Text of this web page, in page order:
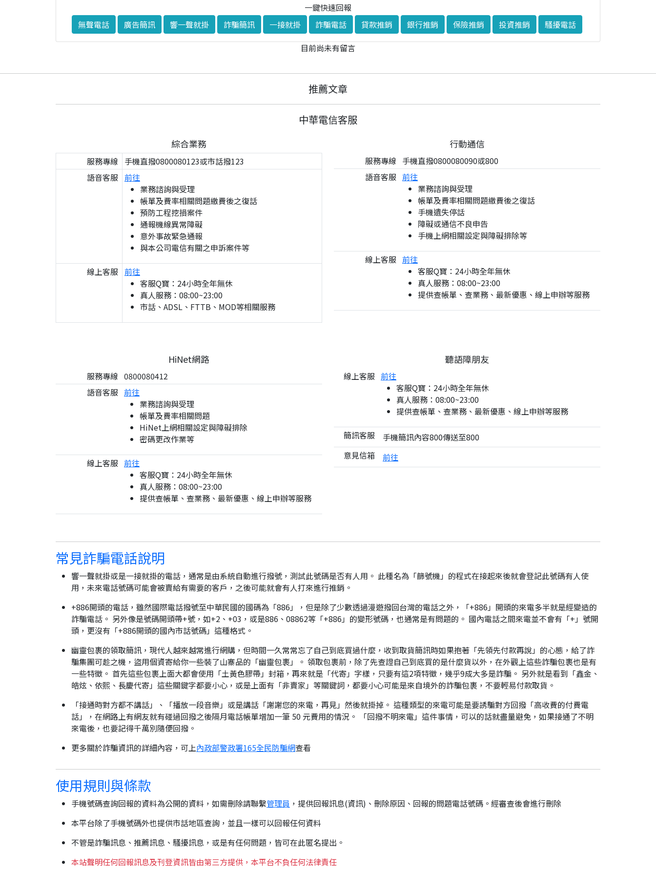
一鍵快速回報
無聲電話
廣告簡訊 響一聲就掛 詐騙簡訊 一接就掛 詐騙電話 貸款推銷 銀行推銷 保險推銷 投資推銷
騷擾電話
目前尚未有留言
推薦文章
中華電信客服
綜合業務
服務專線
手機直撥0800080123或市話撥123
語音客服 前往
業務諮詢與受理
帳單及費率相關問題繳費後之復話
預防工程挖損案件
通報機線異常障礙
意外事故緊急通報
與本公司電信有關之申訴案件等
線上客服 前往
客服Q寶：24小時全年無休
真人服務：08:00~23:00
市話、ADSL、FTTB、MOD等相關服務
行動通信
服務專線 手機直撥0800080090或800
語音客服 前往
業務諮詢與受理
帳單及費率相關問題繳費後之復話
手機遺失停話
障礙或通信不良申告
手機上網相關設定與障礙排除等
線上客服 前往
客服Q寶：24小時全年無休
真人服務：08:00~23:00
提供查帳單、查業務、最新優惠、線上申辦等服務
HiNet網路
服務專線 0800080412
語音客服 前往
業務諮詢與受理
帳單及費率相關問題
HiNet上網相關設定與障礙排除
密碼更改作業等
線上客服 前往
客服Q寶：24小時全年無休
真人服務：08:00~23:00
提供查帳單、查業務、最新優惠、線上申辦等服務
聽語障朋友
線上客服 前往
客服Q寶：24小時全年無休
真人服務：08:00~23:00
提供查帳單、查業務、最新優惠、線上申辦等服務
簡訊客服
手機簡訊內容800傳送至800
意見信箱
前往
常見詐騙電話說明
響一聲就掛或是一接就掛的電話，通常是由系統自動進行撥號，測試此號碼是否有人用。 此種名為「篩號機」的程式在接起來後就會登記此號碼有人使
用，未來電話號碼可能會被賣給有需要的客戶，之後可能就會有人打來進行推銷。
+886開頭的電話，雖然國際電話撥號至中華民國的國碼為「886」，但是除了少數透過漫遊撥回台灣的電話之外，「+886」開頭的來電多半就是經變造的
詐騙電話。 另外像是號碼開頭帶+號，如+2、+03，或是886、08862等「+886」的變形號碼，也通常是有問題的。 國內電話之間來電並不會有「+」號開
頭，更沒有「+886開頭的國內市話號碼」這種格式。
幽靈包裹的領取簡訊，現代人越來越常進行網購，但時間一久常常忘了自己到底買過什麼，收到取貨簡訊時如果抱著「先領先付款再說」的心態，給了詐
騙集團可趁之機，盜用個資寄給你一些裝了山寨品的「幽靈包裹」。 領取包裹前，除了先查證自己到底買的是什麼貨以外，在外觀上這些詐騙包裹也是有
一些特徵。 首先這些包裹上面大都會使用「土黃色膠帶」封箱，再來就是「代寄」字樣，只要有這2項特徵，幾乎9成大多是詐騙。 另外就是看到「鑫金、
皓炫、依熙、長慶代寄」這些關鍵字都要小心，或是上面有「非賣家」等關鍵詞，都要小心可能是來自境外的詐騙包裹，不要輕易付款取貨。
「接通時對方都不講話」、「播放一段音樂」或是講話「謝謝您的來電，再見」然後就掛掉。 這種類型的來電可能是要誘騙對方回撥「高收費的付費電
話」，在網路上有網友就有碰過回撥之後隔月電話帳單增加一筆 50 元費用的情況。 「回撥不明來電」這件事情，可以的話就盡量避免，如果接通了不明
來電後，也要記得千萬別隨便回撥。
更多關於詐騙資訊的詳細內容，可上內政部警政署165全民防騙網查看
使用規則與條款
手機號碼查詢回報的資料為公開的資料，如需刪除請聯繫管理員 ，提供回報訊息(資訊)、刪除原因、回報的問題電話號碼。經審查後會進行刪除
本平台除了手機號碼外也提供市話地區查詢，並且一樣可以回報任何資料
不管是詐騙訊息、推薦訊息、騷擾訊息，或是有任何問題，皆可在此匿名提出。
本站聲明任何回報訊息及刊登資訊皆由第三方提供，本平台不負任何法律責任